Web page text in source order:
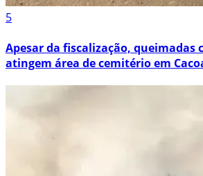
5
Apesar da fiscalização, queimadas
atingem área de cemitério em